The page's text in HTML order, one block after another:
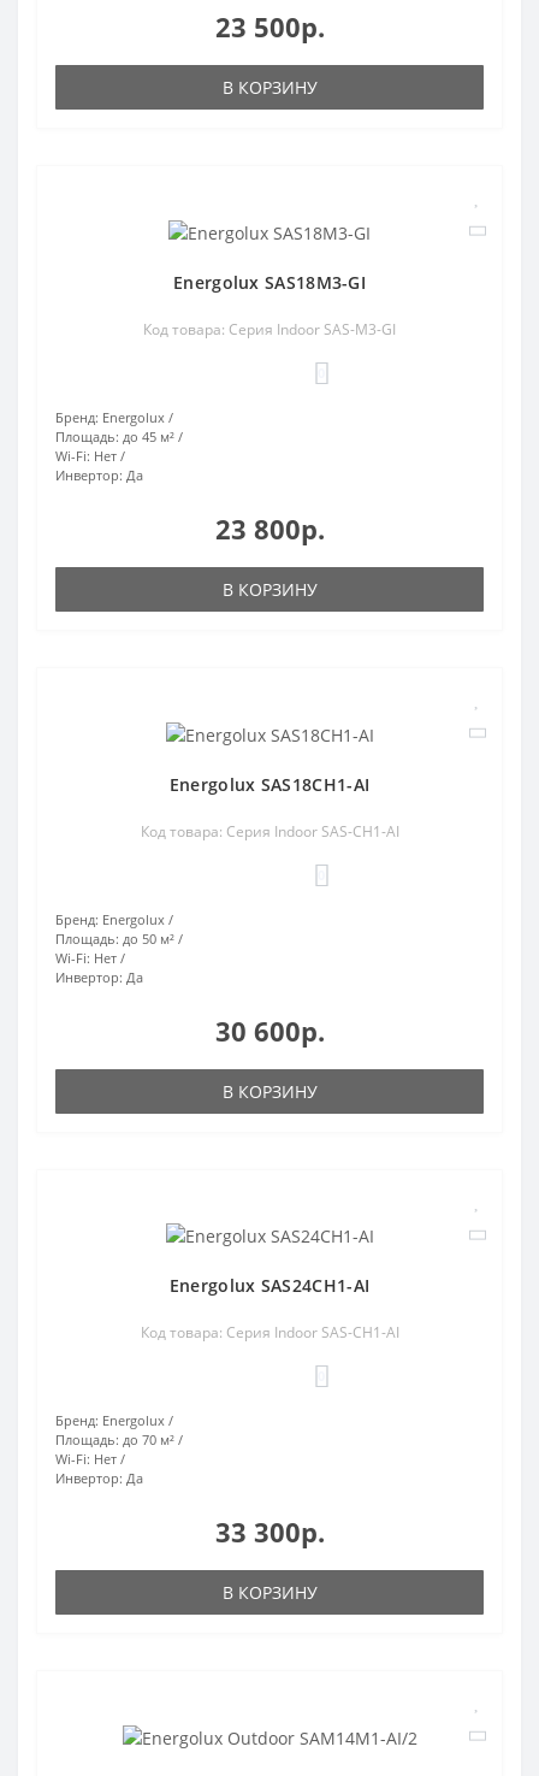
23 500р.
В КОРЗИНУ
Energolux SAS18M3-GI
Код товара: Серия Indoor SAS-M3-GI
Бренд: Energolux
Площадь: до 45 м²
Wi-Fi: Нет
Инвертор: Да
23 800р.
В КОРЗИНУ
Energolux SAS18CH1-AI
Код товара: Серия Indoor SAS-CH1-AI
Бренд: Energolux
Площадь: до 50 м²
Wi-Fi: Нет
Инвертор: Да
30 600р.
В КОРЗИНУ
Energolux SAS24CH1-AI
Код товара: Серия Indoor SAS-CH1-AI
Бренд: Energolux
Площадь: до 70 м²
Wi-Fi: Нет
Инвертор: Да
33 300р.
В КОРЗИНУ